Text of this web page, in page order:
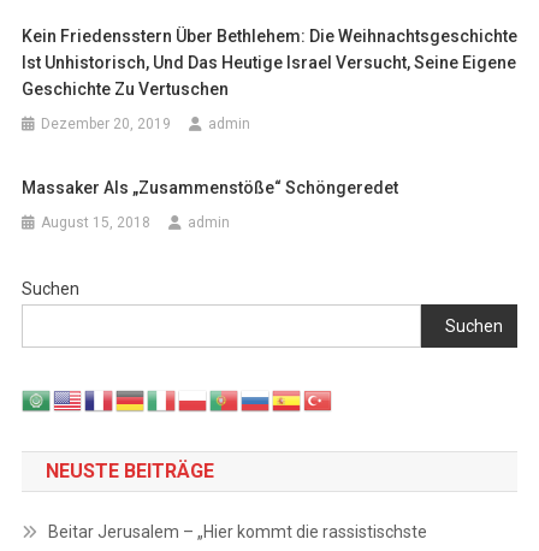
Kein Friedensstern Über Bethlehem: Die Weihnachtsgeschichte
Ist Unhistorisch, Und Das Heutige Israel Versucht, Seine Eigene
Geschichte Zu Vertuschen
Dezember 20, 2019 admin
Massaker Als „Zusammenstöße“ Schöngeredet
August 15, 2018 admin
Suchen
Suchen
NEUSTE BEITRÄGE
Beitar Jerusalem – „Hier kommt die rassistischste